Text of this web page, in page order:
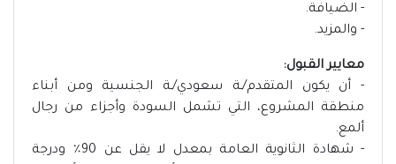
- الضيافة.
- والمزيد.
معايير القبول:
- أن يكون المتقدم/ـة سعودي/ـة الجنسية ومن أبناء
منطقة المشروع، التي تشمل السودة وأجزاء من رجال
ألمع.
- شهادة الثانوية العامة بمعدل لا يقل عن 90٪ ودرجة